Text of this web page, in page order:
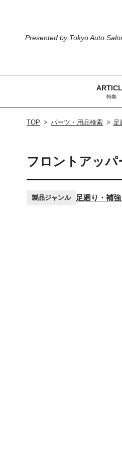
Presented by Tokyo Auto
特集
TOP パーツ・用品検索 足
フロントアッ
製品ジャンル 足廻り・補